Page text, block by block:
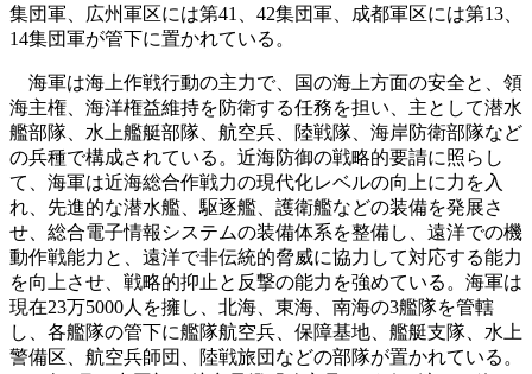
集団軍、広州軍区には第41、42集団軍、成都軍区には第13、
14集団軍が管下に置かれている。
海軍は海上作戦行動の主力で、国の海上方面の安全と、領
海主権、海洋権益維持を防衛する任務を担い、主として潜水
艦部隊、水上艦艇部隊、航空兵、陸戦隊、海岸防衛部隊など
の兵種で構成されている。近海防御の戦略的要請に照らし
て、海軍は近海総合作戦力の現代化レベルの向上に力を入
れ、先進的な潜水艦、駆逐艦、護衛艦などの装備を発展さ
せ、総合電子情報システムの装備体系を整備し、遠洋での機
動作戦能力と、遠洋で非伝統的脅威に協力して対応する能力
を向上させ、戦略的抑止と反撃の能力を強めている。海軍は
現在23万5000人を擁し、北海、東海、南海の3艦隊を管轄
し、各艦隊の管下に艦隊航空兵、保障基地、艦艇支隊、水上
警備区、航空兵師団、陸戦旅団などの部隊が置かれている。